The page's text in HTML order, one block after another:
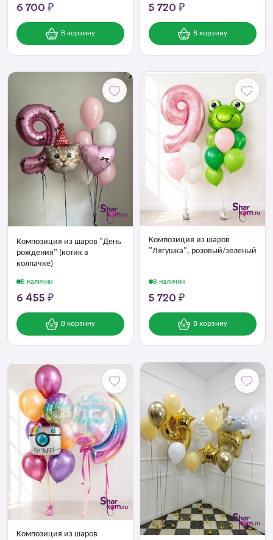
6 700 ₽
В корзину
5 720 ₽
В корзину
Композиция из шаров "День
рождения" (котик в
колпачке)
В наличии
6 455 ₽
В корзину
Композиция из шаров
"Лягушка", розовый/зеленый
В наличии
5 720 ₽
В корзину
Композиция из шаров